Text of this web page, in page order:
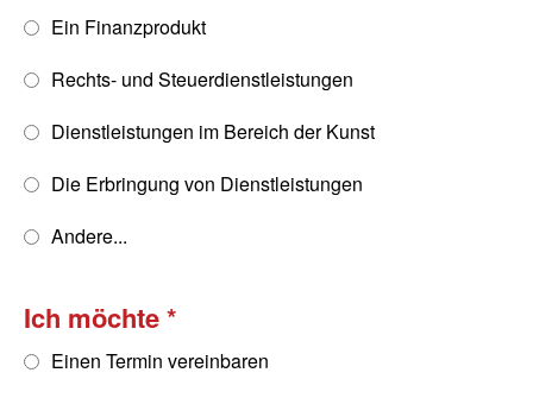
Ein Finanzprodukt
Rechts- und Steuerdienstleistungen
Dienstleistungen im Bereich der Kunst
Die Erbringung von Dienstleistungen
Andere...
Ich möchte
Einen Termin vereinbaren